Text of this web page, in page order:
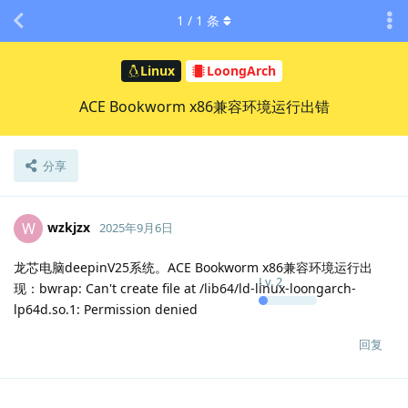
Linux LoongArch
ACE Bookworm x86兼容环境运行出错
分享
1 / 1 条
W wzkjzx
Lv.2
2025年9月6日
龙芯电脑deepinV25系统。ACE Bookworm x86兼容环境运行出
现：bwrap: Can't create file at /lib64/ld-linux-loongarch-
lp64d.so.1: Permission denied
回复